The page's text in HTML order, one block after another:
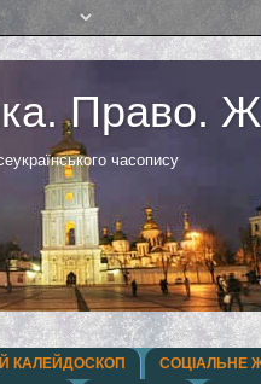
Право.
часопису
КАЛЕЙДОСКОП СОЦІАЛЬНЕ